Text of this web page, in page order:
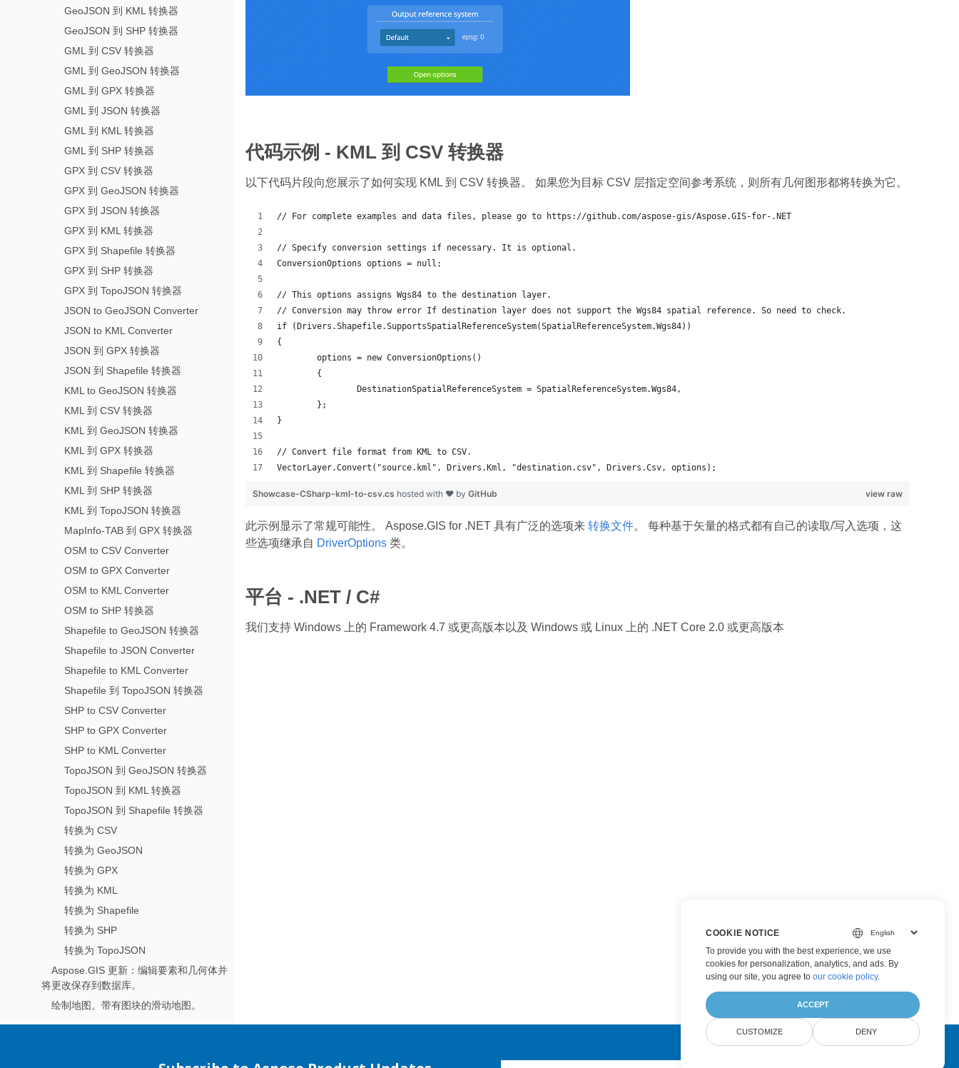
GeoJSON 到 KML 转换器
GeoJSON 到 SHP 转换器
GML 到 CSV 转换器
GML 到 GeoJSON 转换器
GML 到 GPX 转换器
GML 到 JSON 转换器
GML 到 KML 转换器
GML 到 SHP 转换器
GPX 到 CSV 转换器
GPX 到 GeoJSON 转换器
GPX 到 JSON 转换器
GPX 到 KML 转换器
GPX 到 Shapefile 转换器
GPX 到 SHP 转换器
GPX 到 TopoJSON 转换器
JSON to GeoJSON Converter
JSON to KML Converter
JSON 到 GPX 转换器
JSON 到 Shapefile 转换器
KML to GeoJSON 转换器
KML 到 CSV 转换器
KML 到 GeoJSON 转换器
KML 到 GPX 转换器
KML 到 Shapefile 转换器
KML 到 SHP 转换器
KML 到 TopoJSON 转换器
MapInfo-TAB 到 GPX 转换器
OSM to CSV Converter
OSM to GPX Converter
OSM to KML Converter
OSM to SHP 转换器
Shapefile to GeoJSON 转换器
Shapefile to JSON Converter
Shapefile to KML Converter
Shapefile 到 TopoJSON 转换器
SHP to CSV Converter
SHP to GPX Converter
SHP to KML Converter
TopoJSON 到 GeoJSON 转换器
TopoJSON 到 KML 转换器
TopoJSON 到 Shapefile 转换器
转换为 CSV
转换为 GeoJSON
转换为 GPX
转换为 KML
转换为 Shapefile
转换为 SHP
转换为 TopoJSON
Aspose.GIS 更新：编辑要素和几何体并
将更改保存到数据库。
绘制地图。带有图块的滑动地图。
代码示例 - KML 到 CSV 转换器
以下代码片段向您展示了如何实现 KML 到 CSV 转换器。 如果您为目标 CSV 层指定空间参考系统，则所有几何图形都将转换为它。
// For complete examples and data files, please go to https://github.com/aspose-gis/Aspose.GIS-for-.NET
// Specify conversion settings if necessary. It is optional.
ConversionOptions options = null;
// This options assigns Wgs84 to the destination layer.
// Conversion may throw error If destination layer does not support the Wgs84 spatial reference. So need to check.
if (Drivers.Shapefile.SupportsSpatialReferenceSystem(SpatialReferenceSystem.Wgs84))
{
	options = new ConversionOptions()
	{
		DestinationSpatialReferenceSystem = SpatialReferenceSystem.Wgs84,
	};
}
// Convert file format from KML to CSV.
VectorLayer.Convert("source.kml", Drivers.Kml, "destination.csv", Drivers.Csv, options);
view raw
Showcase-CSharp-kml-to-csv.cs hosted with ❤ by GitHub
此示例显示了常规可能性。 Aspose.GIS for .NET 具有广泛的选项来 转换文件。 每种基于矢量的格式都有自己的读取/写入选项，这
些选项继承自 DriverOptions类。
平台 - .NET / C#
我们支持 Windows 上的 Framework 4.7 或更高版本以及 Windows 或 Linux 上的 .NET Core 2.0 或更高版本
COOKIE NOTICE
To provide you with the best experience, we use
cookies for personalization, analytics, and ads. By
using our site, you agree to our cookie policy.
ACCEPT
CUSTOMIZE DENY